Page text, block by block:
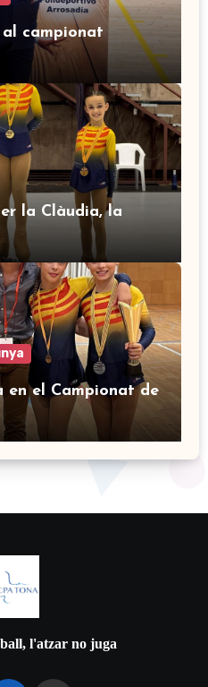
campionat
la Clàudia, la
en el Campionat de
l'atzar no juga